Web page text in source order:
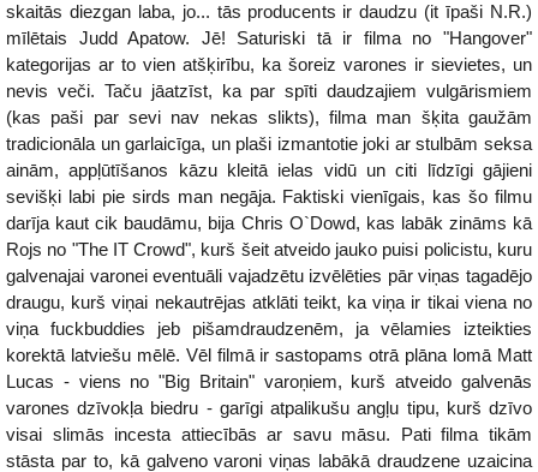
skaitās diezgan laba, jo... tās producents ir daudzu (it īpaši N.R.)
mīlētais Judd Apatow. Jē! Saturiski tā ir filma no "Hangover"
kategorijas ar to vien atšķirību, ka šoreiz varones ir sievietes, un
nevis veči. Taču jāatzīst, ka par spīti daudzajiem vulgārismiem
(kas paši par sevi nav nekas slikts), filma man šķita gaužām
tradicionāla un garlaicīga, un plaši izmantotie joki ar stulbām seksa
ainām, appļūtīšanos kāzu kleitā ielas vidū un citi līdzīgi gājieni
sevišķi labi pie sirds man negāja. Faktiski vienīgais, kas šo filmu
darīja kaut cik baudāmu, bija Chris O`Dowd, kas labāk zināms kā
Rojs no "The IT Crowd", kurš šeit atveido jauko puisi policistu, kuru
galvenajai varonei eventuāli vajadzētu izvēlēties pār viņas tagadējo
draugu, kurš viņai nekautrējas atklāti teikt, ka viņa ir tikai viena no
viņa fuckbuddies jeb pišamdraudzenēm, ja vēlamies izteikties
korektā latviešu mēlē. Vēl filmā ir sastopams otrā plāna lomā Matt
Lucas - viens no "Big Britain" varoņiem, kurš atveido galvenās
varones dzīvokļa biedru - garīgi atpalikušu angļu tipu, kurš dzīvo
visai slimās incesta attiecībās ar savu māsu. Pati filma tikām
stāsta par to, kā galveno varoni viņas labākā draudzene uzaicina